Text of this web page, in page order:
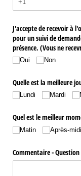
J'accepte de recevoir à
pour un suivi de
présence. (Vous ne
Oui Non
Quelle est la meilleure
Lundi Mardi
Quel est le meilleur
Matin Après-midi
Commentaire - Question